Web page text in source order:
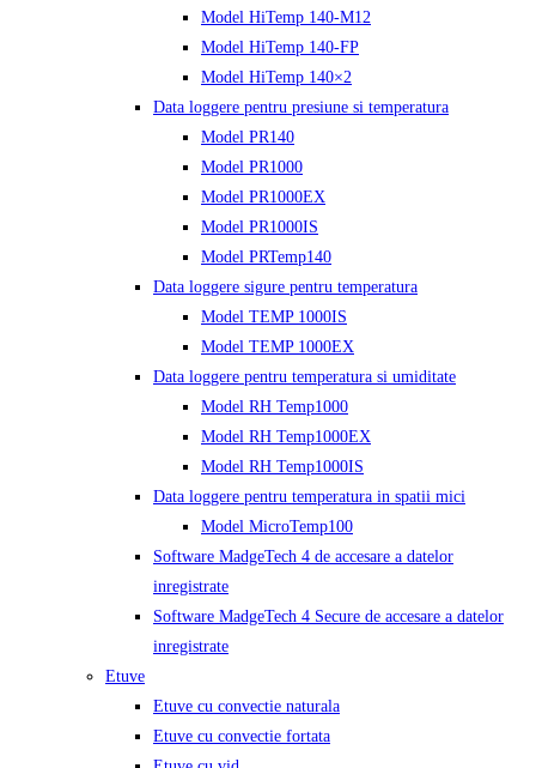
Model HiTemp 140-M12
Model HiTemp 140-FP
Model HiTemp 140×2
Data loggere pentru presiune si temperatura
Model PR140
Model PR1000
Model PR1000EX
Model PR1000IS
Model PRTemp140
Data loggere sigure pentru temperatura
Model TEMP 1000IS
Model TEMP 1000EX
Data loggere pentru temperatura si umiditate
Model RH Temp1000
Model RH Temp1000EX
Model RH Temp1000IS
Data loggere pentru temperatura in spatii mici
Model MicroTemp100
Software MadgeTech 4 de accesare a datelor
inregistrate
Software MadgeTech 4 Secure de accesare a datelor
inregistrate
Etuve
Etuve cu convectie naturala
Etuve cu convectie fortata